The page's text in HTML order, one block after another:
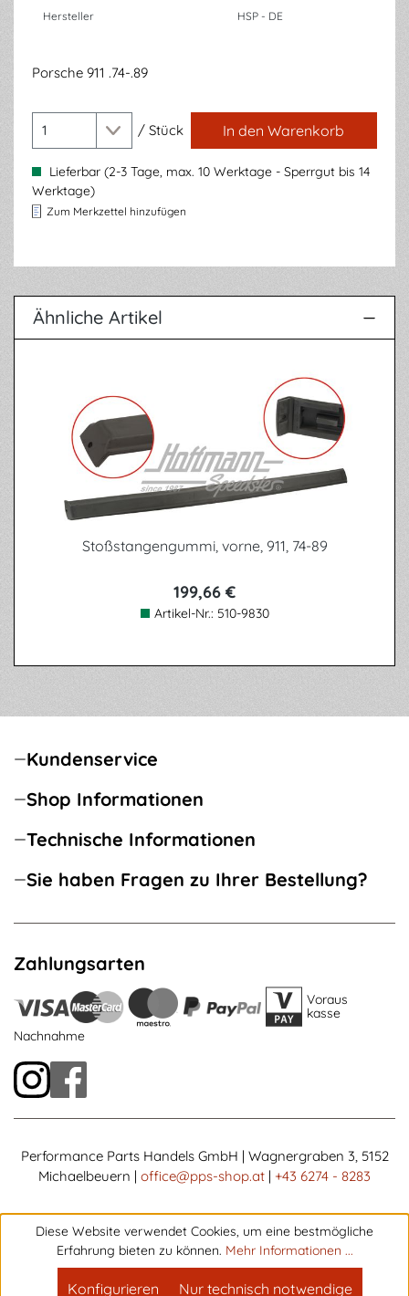
Hersteller HSP - DE
Porsche 911 .74-.89
/ Stück In den Warenkorb
Lieferbar (2-3 Tage, max. 10 Werktage - Sperrgut bis 14
Werktage)
Zum Merkzettel hinzufügen
Ähnliche Artikel
Produktgalerie überspringen
Stoßstangengummi, vorne, 911, 74-89
199,66 €
Artikel-Nr.: 510-9830
Kundenservice
Shop Informationen
Technische Informationen
Sie haben Fragen zu Ihrer Bestellung?
Zahlungsarten
Voraus
kasse
Nachnahme
Performance Parts Handels GmbH | Wagnergraben 3, 5152
Michaelbeuern | office@pps-shop.at | +43 6274 - 8283
Diese Website verwendet Cookies, um eine bestmögliche
Erfahrung bieten zu können. Mehr Informationen ...
Nur technisch notwendige
Konfigurieren